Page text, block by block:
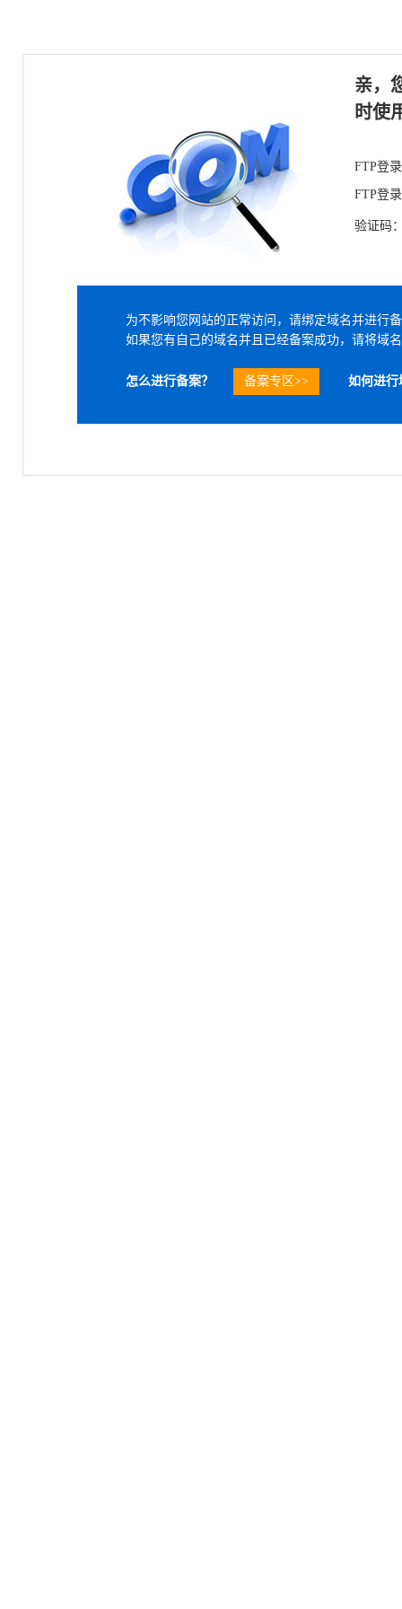
亲，
时使
FTP登
FTP登
验证码
为不影响您网站的正常访问，请绑定域名并进行
如果您有自己的域名并且已经备案成功，请将域
备案专区>> 如何进行
怎么进行备案？